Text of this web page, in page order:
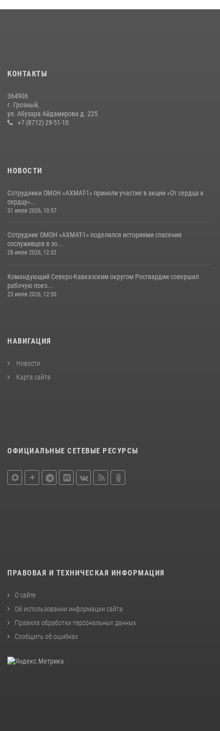
поисков Бекхана Аушева
Сотрудник ОМОН «АХМАТ-1» поделился историями спасения
сослуживцев в зоне СВО
КОНТАКТЫ
364906
г. Грозный,
ул. Абузара Айдамирова д. 225
+7 (8712) 29-51-10
НОВОСТИ
Сотрудники ОМОН «АХМАТ-1» приняли участие в акции «От сердца к
сердцу»...
31 июля 2026, 10:57
Сотрудник ОМОН «АХМАТ-1» поделился историями спасения
сослуживцев в зо...
28 июля 2026, 12:32
Командующий Северо-Кавказским округом Росгвардии совершил
рабочую поез...
23 июля 2026, 12:50
НАВИГАЦИЯ
Новости
Карта сайта
ОФИЦИАЛЬНЫЕ СЕТЕВЫЕ РЕСУРСЫ
ПРАВОВАЯ И ТЕХНИЧЕСКАЯ ИНФОРМАЦИЯ
О сайте
Об использовании информации сайта
Правила обработки персональных данных
Сообщить об ошибках